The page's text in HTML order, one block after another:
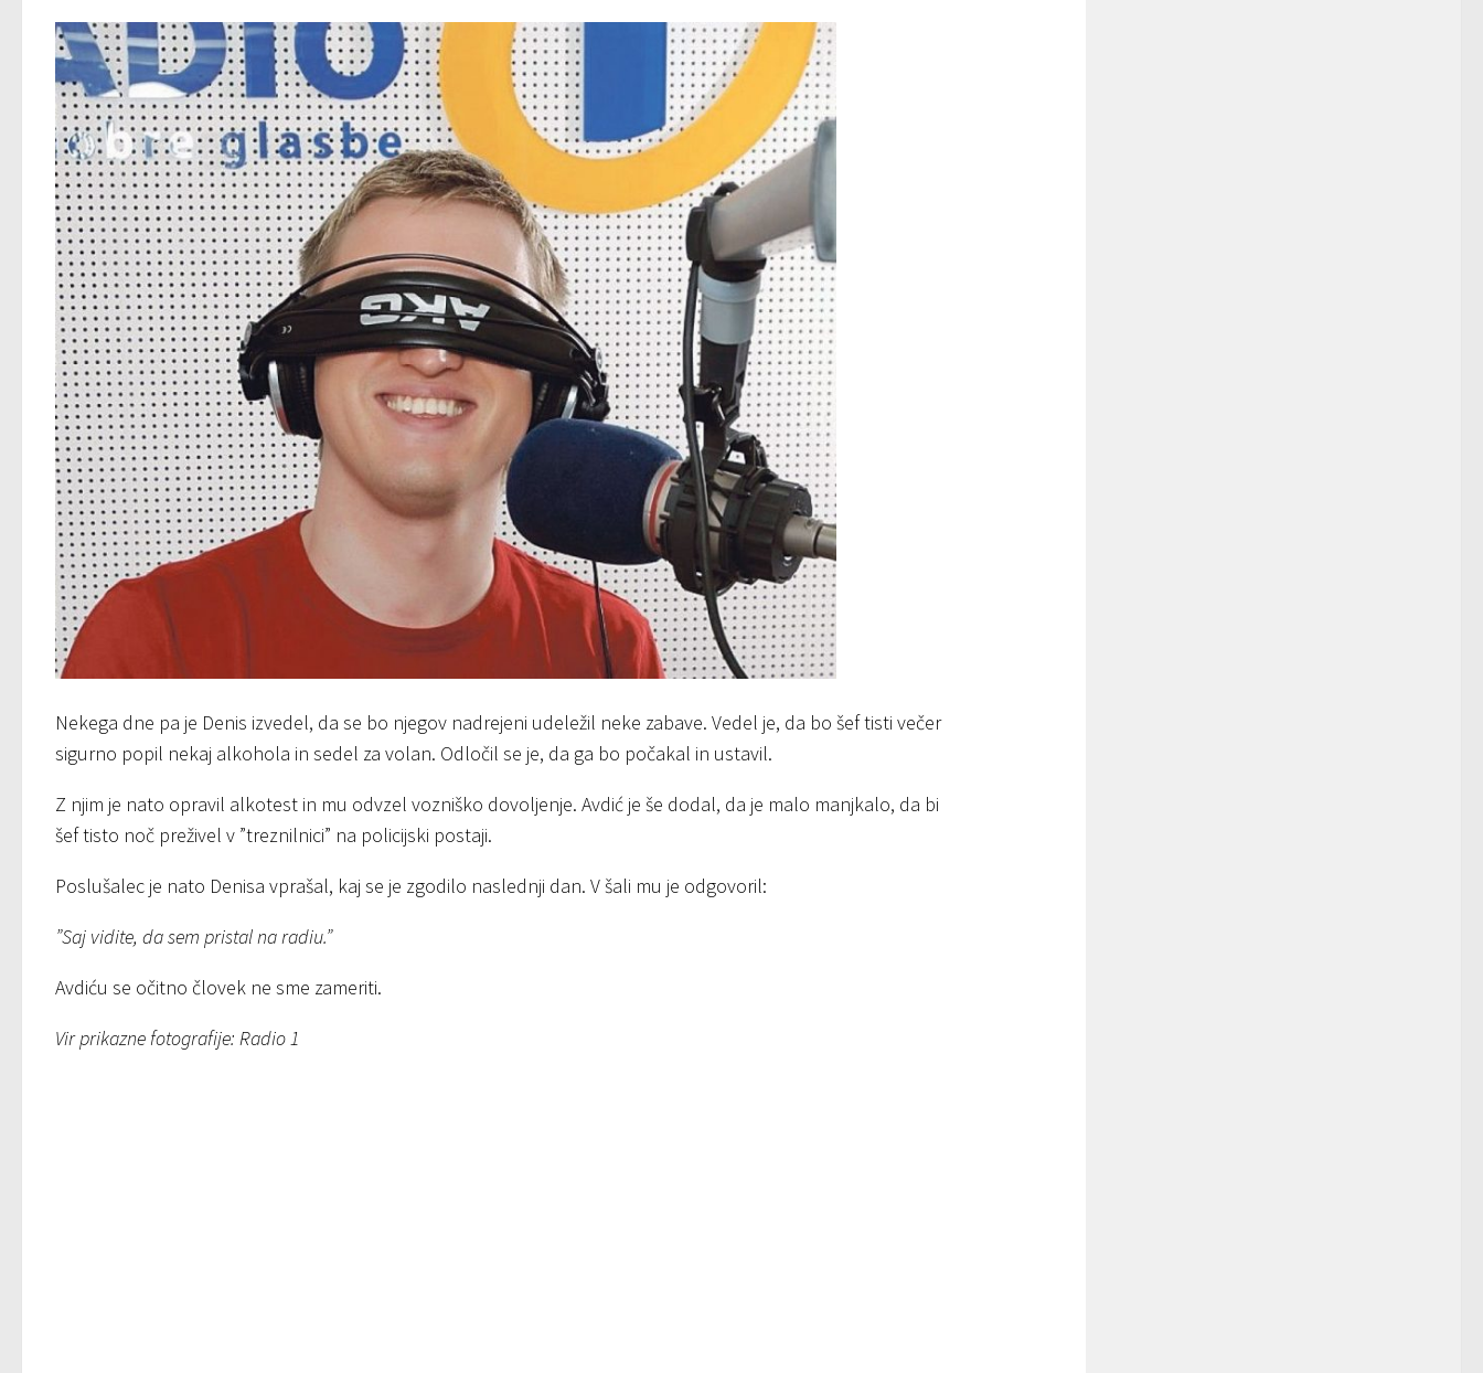
Nekega dne pa je Denis izvedel, da se bo njegov nadrejeni udeležil neke zabave. Vedel je, da bo šef tisti večer
sigurno popil nekaj alkohola in sedel za volan. Odločil se je, da ga bo počakal in ustavil.
Z njim je nato opravil alkotest in mu odvzel vozniško dovoljenje. Avdić je še dodal, da je malo manjkalo, da bi
šef tisto noč preživel v ”treznilnici” na policijski postaji.
Poslušalec je nato Denisa vprašal, kaj se je zgodilo naslednji dan. V šali mu je odgovoril:
”Saj vidite, da sem pristal na radiu.”
Avdiću se očitno človek ne sme zameriti.
Vir prikazne fotografije: Radio 1